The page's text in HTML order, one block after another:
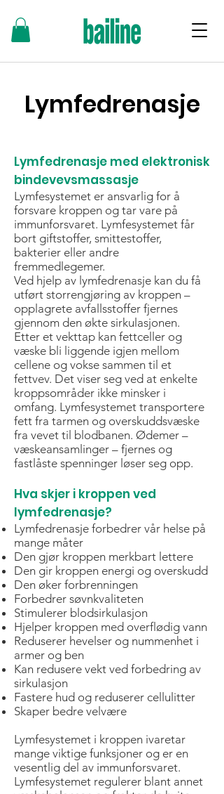
Lymfedrenasje
Lymfedrenasje med elektronisk
bindevevsmassasje
Lymfesystemet er ansvarlig for å
forsvare kroppen og tar vare på
immunforsvaret. Lymfesystemet får
bort giftstoffer, smittestoffer,
bakterier eller andre
fremmedlegemer.
Ved hjelp av lymfedrenasje kan du få
utført storrengjøring av kroppen –
opplagrete avfallsstoffer fjernes
gjennom den økte sirkulasjonen.
Etter et vekttap kan fettceller og
væske bli liggende igjen mellom
cellene og vokse sammen til et
fettvev. Det viser seg ved at enkelte
kroppsområder ikke minsker i
omfang. Lymfesystemet transportere
fett fra tarmen og overskuddsvæske
fra vevet til blodbanen. Ødemer –
væskeansamlinger – fjernes og
fastlåste spenninger løser seg opp.
Hva skjer i kroppen ved
lymfedrenasje?
Lymfedrenasje forbedrer vår helse på
mange måter
Den gjør kroppen merkbart lettere
Den gir kroppen energi og overskudd
Den øker forbrenningen
Forbedrer søvnkvaliteten
Stimulerer blodsirkulasjon
Hjelper kroppen med overflødig vann
Reduserer hevelser og nummenhet i
armer og ben
Kan redusere vekt ved forbedring av
sirkulasjon
Fastere hud og reduserer cellulitter
Skaper bedre velvære
Lymfesystemet i kroppen ivaretar
mange viktige funksjoner og er en
vesentlig del av immunforsvaret.
Lymfesystemet regulerer blant annet